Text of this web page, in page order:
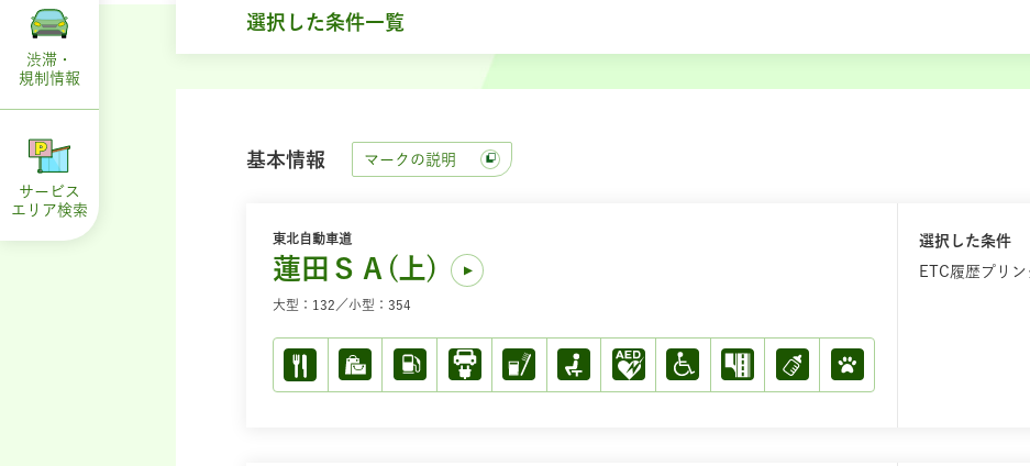
選択した条件一覧
基本情報 マークの説明
東北自動車道
蓮田ＳＡ(上)
大型：132／小型：354
選択した条件
ETC履歴プリン
渋滞・
規制情報
サービス
エリア検索